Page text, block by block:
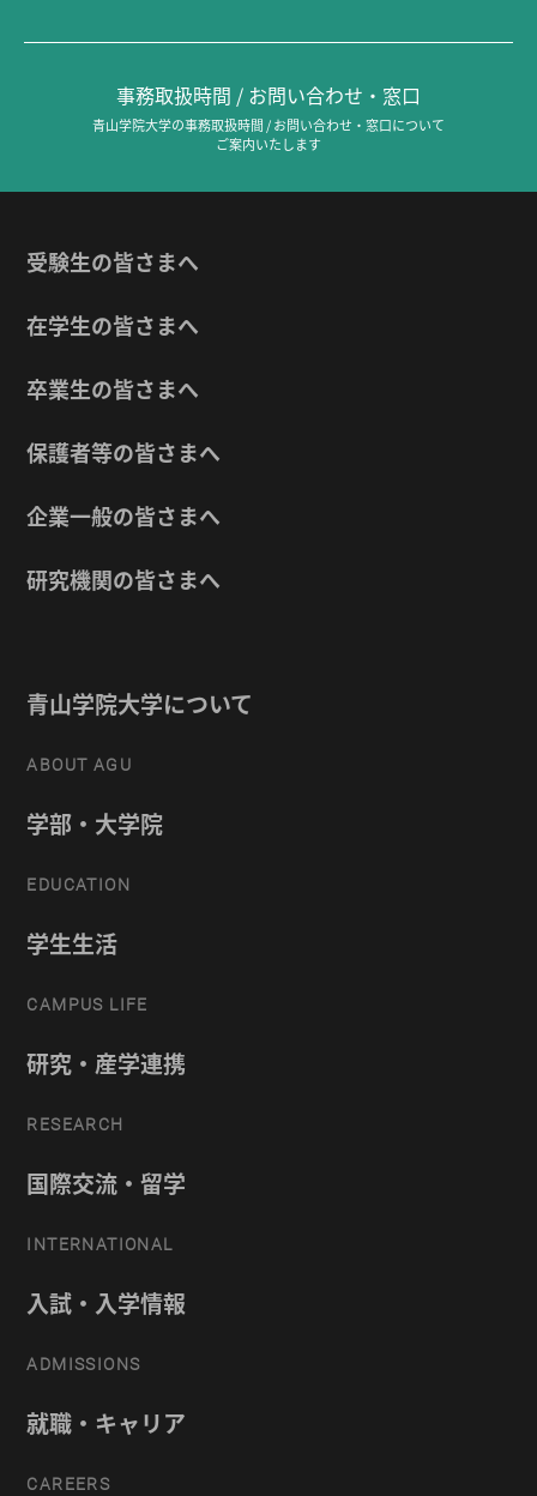
事務取扱時間 / お問い合わせ・窓口
青山学院大学の事務取扱時間 / お問い合わせ・窓口について
ご案内いたします
受験生の皆さまへ
在学生の皆さまへ
卒業生の皆さまへ
保護者等の皆さまへ
企業一般の皆さまへ
研究機関の皆さまへ
青山学院大学について
ABOUT AGU
学部・大学院
EDUCATION
学生生活
CAMPUS LIFE
研究・産学連携
RESEARCH
国際交流・留学
INTERNATIONAL
入試・入学情報
ADMISSIONS
就職・キャリア
CAREERS